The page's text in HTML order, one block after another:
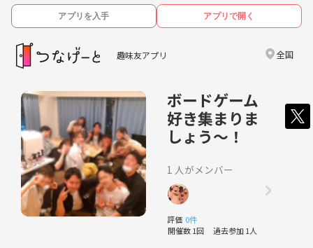
アプリを入手 アプリで開く
趣味友アプリ 全国
ボードゲーム
好き集まりま
しょう〜！
1 人がメンバー
評価 0件
開催数 1回 過去参加 1人